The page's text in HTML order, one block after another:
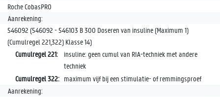
Roche CobasPRO
Aanrekening:
546092 (546092 - 546103 B 300 Doseren van insuline (Maximum 1)
(Cumulregel 221,322) Klasse 14)
Cumulregel 221:
insuline: geen cumul van RIA-techniek met andere
techniek
Cumulregel 322: maximum vijf bij een stimulatie- of remmingsproef
Aanrekening: